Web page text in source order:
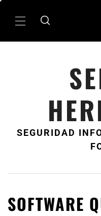
MenÃº
SEGURIDAD
SOFTWARE